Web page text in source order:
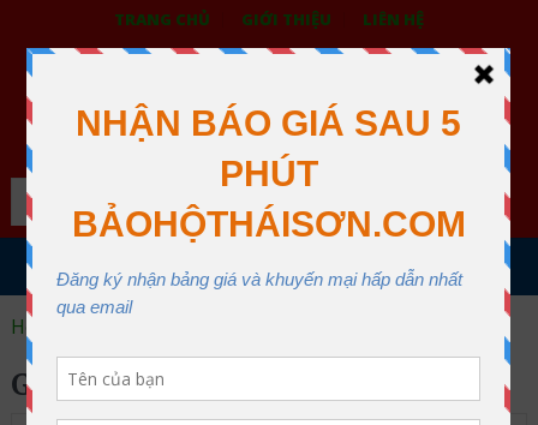
TRANG CHỦ GIỚI THIỆU LIÊN HỆ
BẢO HỘ LAO ĐỘNG THÁI SƠN
XƯỞNG MAY THÁI SƠN QUẬN 12
Search
MENU
Home
GIÀY KHO LẠNH